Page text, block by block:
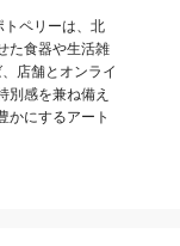
トペリーは、北
た食器や生活雑
店舗とオンライ
別感を兼ね備え
かにするアート